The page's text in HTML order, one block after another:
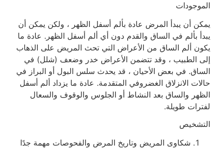
الموجودات
يمكن أن يبدأ المرض عادة بألم أسفل الظهر ، ولكن يمكن أن
يبدأ بألم في الساق والقدم دون أي ألم أسفل الظهر. عادة ما
يكون ألم الساق من الأعراض التي تحث المريض على الذهاب
إلى الطبيب ، وقد تتضمن الأعراض خدر وضعف (شلل) في
الساق. في بعض الأحيان ، قد يحدث سلس البول أو البراز في
حالات الانزلاق الغضروفي المتقدمة. عادة ما يزداد ألم أسفل
الظهر والساق بعد النشاط أو الجلوس والوقوف والسعال
لفترات طويلة.
التشخيص
شكاوى المريض وتاريخ المرض والفحوصات مهمة جدًا